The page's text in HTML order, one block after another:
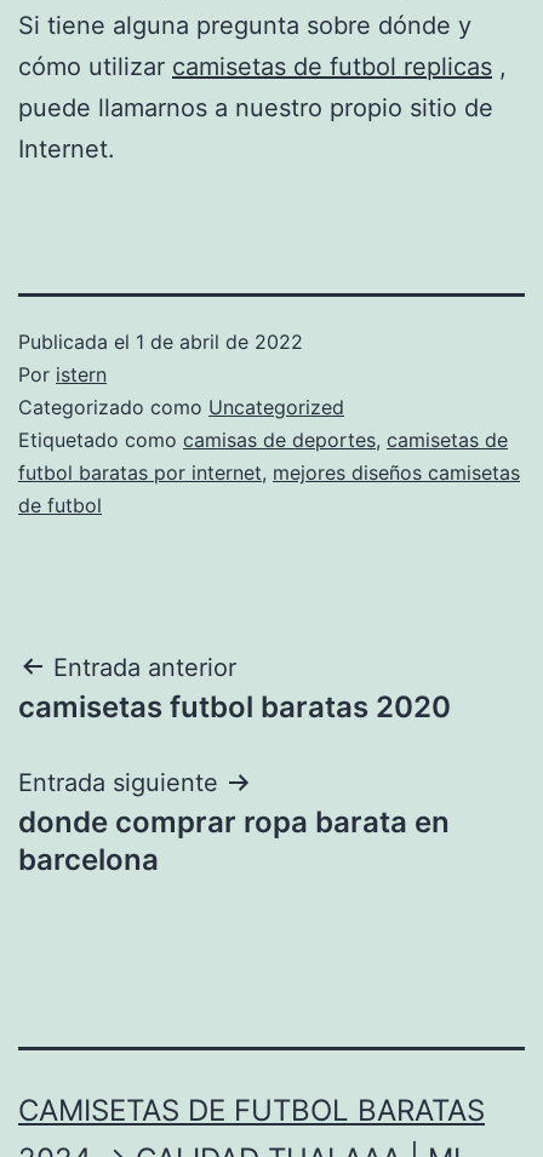
Si tiene alguna pregunta sobre dónde y
cómo utilizar camisetas de futbol replicas ,
puede llamarnos a nuestro propio sitio de
Internet.
Publicada el 1 de abril de 2022
Por istern
Categorizado como Uncategorized
Etiquetado como camisas de deportes, camisetas de
futbol baratas por internet, mejores diseños camisetas
de futbol
Navegación
de
entradas
Entrada anterior
camisetas futbol baratas 2020
Entrada siguiente
donde comprar ropa barata en
barcelona
CAMISETAS DE FUTBOL BARATAS